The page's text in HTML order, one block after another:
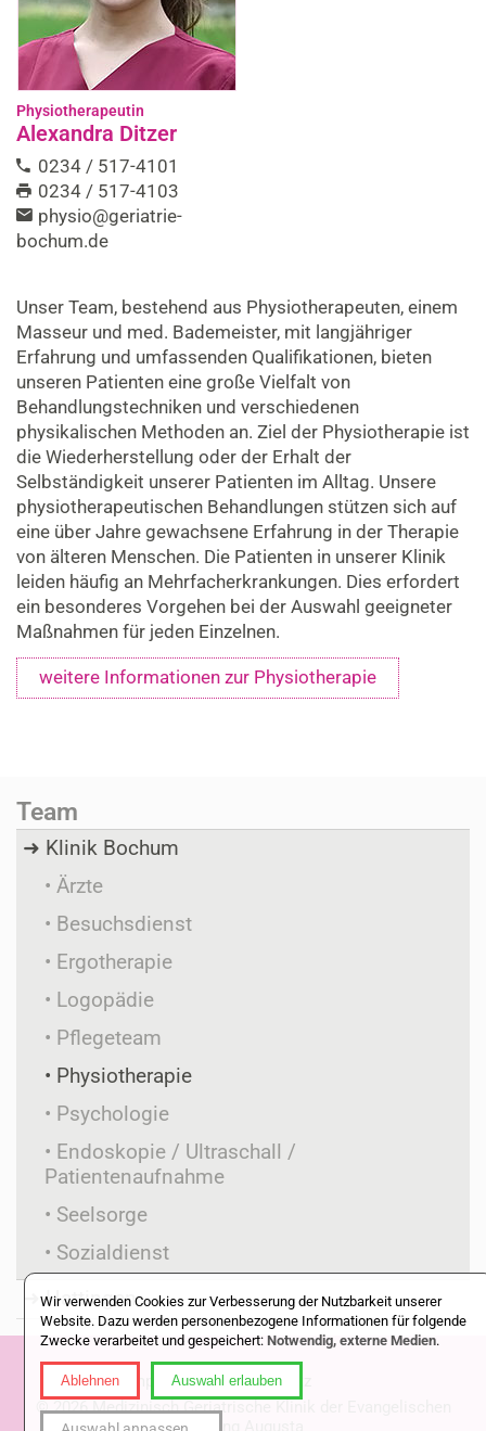
Physiotherapeutin
Alexandra Ditzer
0234 / 517-4101
0234 / 517-4103
physio@geriatrie-
bochum.de
Unser Team, bestehend aus Physiotherapeuten, einem
Masseur und med. Bademeister, mit langjähriger
Erfahrung und umfassenden Qualifikationen, bieten
unseren Patienten eine große Vielfalt von
Behandlungstechniken und verschiedenen
physikalischen Methoden an. Ziel der Physiotherapie ist
die Wiederherstellung oder der Erhalt der
Selbständigkeit unserer Patienten im Alltag. Unsere
physiotherapeutischen Behandlungen stützen sich auf
eine über Jahre gewachsene Erfahrung in der Therapie
von älteren Menschen. Die Patienten in unserer Klinik
leiden häufig an Mehrfacherkrankungen. Dies erfordert
ein besonderes Vorgehen bei der Auswahl geeigneter
Maßnahmen für jeden Einzelnen.
weitere Informationen zur Physiotherapie
Team
Klinik Bochum
Ärzte
Besuchsdienst
Ergotherapie
Logopädie
Pflegeteam
Physiotherapie
Psychologie
Endoskopie / Ultraschall /
Patientenaufnahme
Seelsorge
Sozialdienst
Hattingen
Impressum|Datenschutz
© 2026 Medizinisch Geriatrische Klinik der Evangelischen
Stiftung Augusta
Wir verwenden Cookies zur Verbesserung der Nutzbarkeit unserer
Website. Dazu werden personenbezogene Informationen für folgende
Zwecke verarbeitet und gespeichert:Notwendig, externe Medien.
Ablehnen Auswahl erlauben